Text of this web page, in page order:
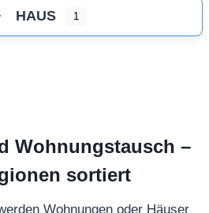
HAUS 1
Wohnungstausch –
sortiert
Wohnungen oder Häuser